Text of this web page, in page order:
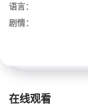
语言：
剧情：
在线观看